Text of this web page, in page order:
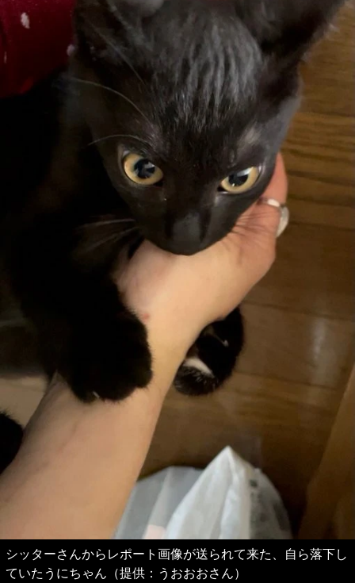
シッターさんからレポート画像が送られて来た、自ら落下し
ていたうにちゃん（提供：うおおおさん）